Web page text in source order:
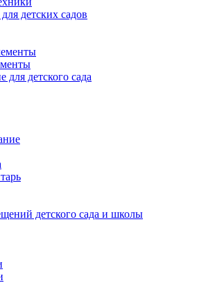
детских садов
для детского сада
детского сада и школы